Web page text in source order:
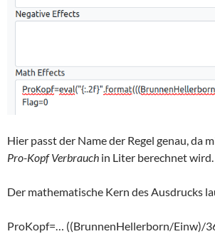
Hier passt der Name der Regel genau, da
Pro-Kopf Verbrauch in Liter berechnet wird.
Der mathematische Kern des Ausdrucks
ProKopf=… ((BrunnenHellerborn/Einw)/